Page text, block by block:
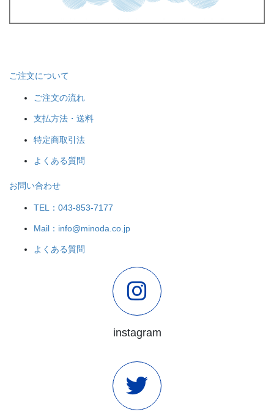
ご注文について
ご注文の流れ
支払方法・送料
特定商取引法
よくある質問
お問い合わせ
TEL：043-853-7177
Mail：info@minoda.co.jp
よくある質問
instagram